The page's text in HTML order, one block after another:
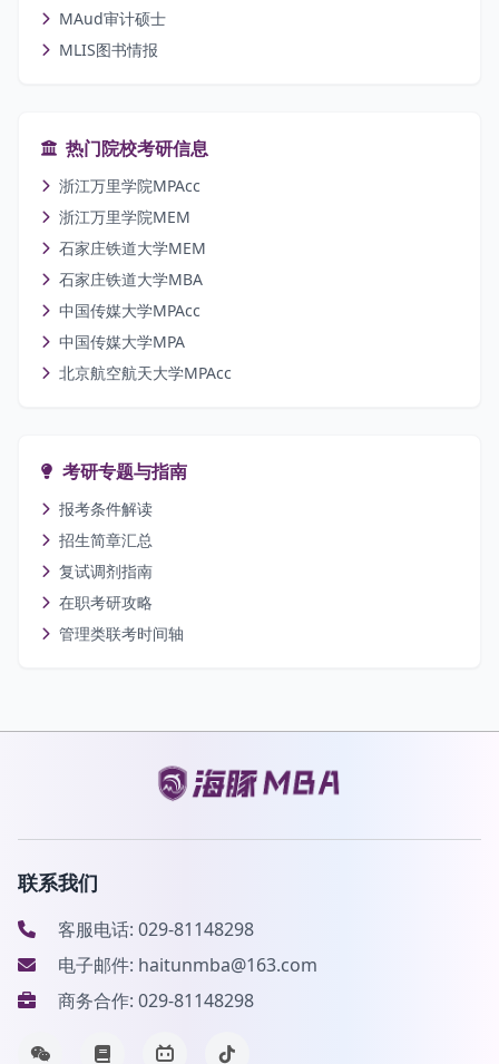
MAud审计硕士
MLIS图书情报
热门院校考研信息
浙江万里学院MPAcc
浙江万里学院MEM
石家庄铁道大学MEM
石家庄铁道大学MBA
中国传媒大学MPAcc
中国传媒大学MPA
北京航空航天大学MPAcc
考研专题与指南
报考条件解读
招生简章汇总
复试调剂指南
在职考研攻略
管理类联考时间轴
联系我们
客服电话: 029-81148298
电子邮件: haitunmba@163.com
商务合作: 029-81148298